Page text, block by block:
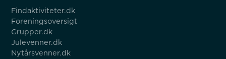
Findaktiviteter.dk
Foreningsoversigt
Grupper.dk
Julevenner.dk
Nytårsvenner.dk